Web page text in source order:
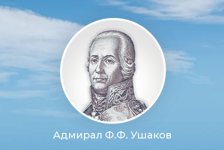
Адмирал Ф.Ф. Ушаков